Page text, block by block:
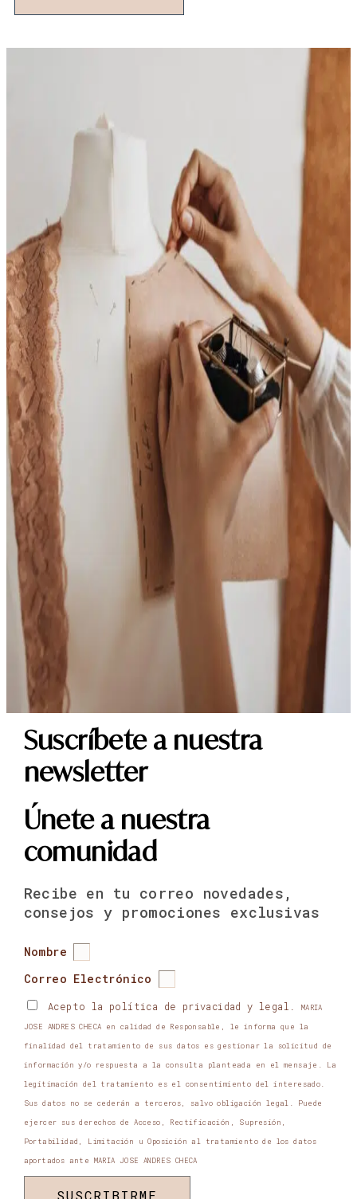
Suscríbete a nuestra
newsletter
Únete a nuestra
comunidad
Recibe en tu correo novedades,
consejos y promociones exclusivas
Nombre
Correo Electrónico
Acepto la política de privacidad y legal. MARIA
JOSE ANDRES CHECA en calidad de Responsable, le informa que la
finalidad del tratamiento de sus datos es gestionar la solicitud de
información y/o respuesta a la consulta planteada en el mensaje. La
legitimación del tratamiento es el consentimiento del interesado.
Sus datos no se cederán a terceros, salvo obligación legal. Puede
ejercer sus derechos de Acceso, Rectificación, Supresión,
Portabilidad, Limitación u Oposición al tratamiento de los datos
aportados ante MARIA JOSE ANDRES CHECA